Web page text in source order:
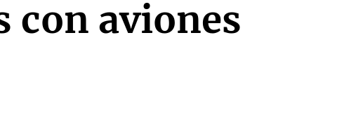
con aviones